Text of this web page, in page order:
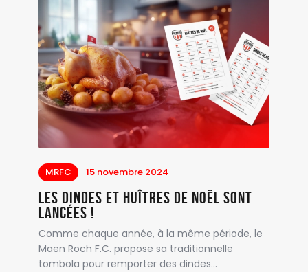
MRFC 15 novembre 2024
Les dindes et huîtres de Noël sont
lancées !
Comme chaque année, à la même période, le
Maen Roch F.C. propose sa traditionnelle
tombola pour remporter des dindes…